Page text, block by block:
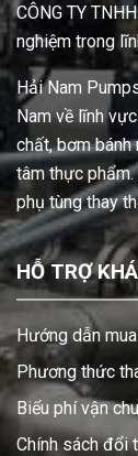
CÔNG TY
nghiệm trong
Hải Nam
Nam về lĩnh
chất, bơm
tâm thực
phụ tùng thay
HỖ TRỢ
Hướng dẫn
Phương thức
Biểu phí vận
Chính sách đổi